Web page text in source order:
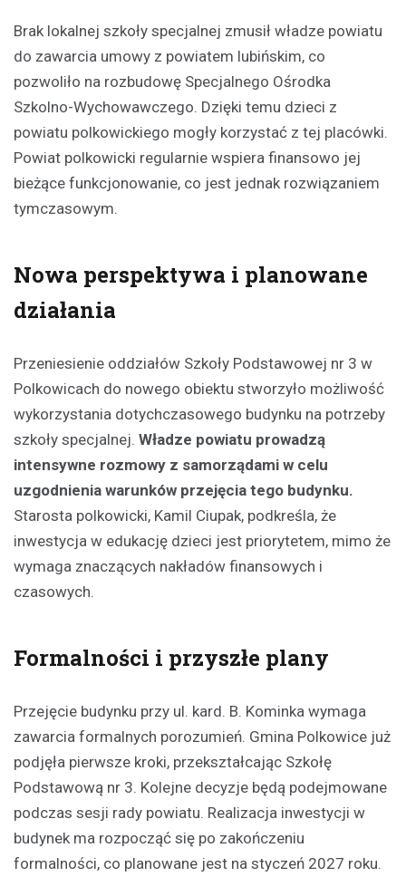
Brak lokalnej szkoły specjalnej zmusił władze powiatu
do zawarcia umowy z powiatem lubińskim, co
pozwoliło na rozbudowę Specjalnego Ośrodka
Szkolno-Wychowawczego. Dzięki temu dzieci z
powiatu polkowickiego mogły korzystać z tej placówki.
Powiat polkowicki regularnie wspiera finansowo jej
bieżące funkcjonowanie, co jest jednak rozwiązaniem
tymczasowym.
Nowa perspektywa i planowane
działania
Przeniesienie oddziałów Szkoły Podstawowej nr 3 w
Polkowicach do nowego obiektu stworzyło możliwość
wykorzystania dotychczasowego budynku na potrzeby
szkoły specjalnej. Władze powiatu prowadzą
intensywne rozmowy z samorządami w celu
uzgodnienia warunków przejęcia tego budynku.
Starosta polkowicki, Kamil Ciupak, podkreśla, że
inwestycja w edukację dzieci jest priorytetem, mimo że
wymaga znaczących nakładów finansowych i
czasowych.
Formalności i przyszłe plany
Przejęcie budynku przy ul. kard. B. Kominka wymaga
zawarcia formalnych porozumień. Gmina Polkowice już
podjęła pierwsze kroki, przekształcając Szkołę
Podstawową nr 3. Kolejne decyzje będą podejmowane
podczas sesji rady powiatu. Realizacja inwestycji w
budynek ma rozpocząć się po zakończeniu
formalności, co planowane jest na styczeń 2027 roku.